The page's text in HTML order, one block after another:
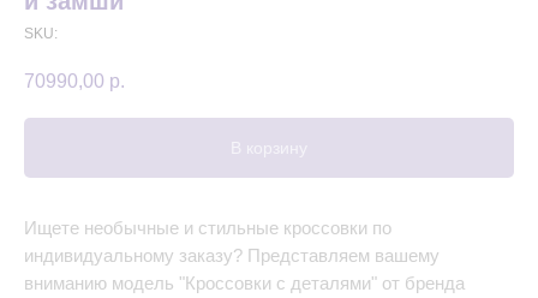
SKU:
70990,00 р.
В корзину
Ищете необычные и стильные кроссовки по
индивидуальному заказу? Представляем вашему
вниманию модель "Кроссовки с деталями" от бренда